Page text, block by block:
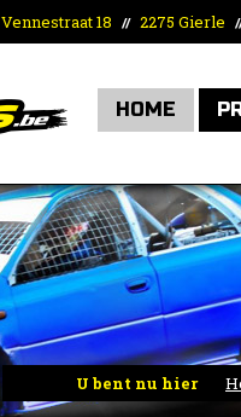
Vennestraat 18 // 2275 Gierle
HOME
U bent nu hier